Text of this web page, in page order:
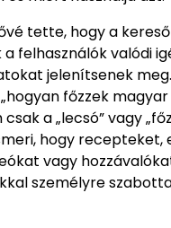
tette, hogy a
felhasználók valódi
jelenítsenek
főzzek magyar
a „lecsó” vagy
hogy recepteket,
vagy
személyre